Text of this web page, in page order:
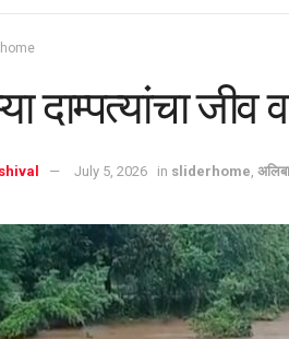
दाम्पत्यांचा जीव
July 5, 2026 in sliderhome